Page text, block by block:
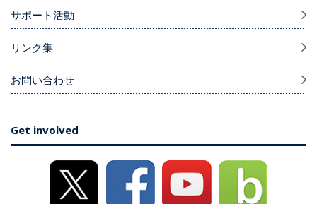
サポート活動
リンク集
お問い合わせ
Get involved